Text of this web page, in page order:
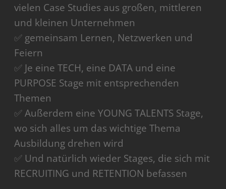
vielen Case Studies aus großen, mittleren
und kleinen Unternehmen
✅ gemeinsam Lernen, Netzwerken und
Feiern
✅ Je eine TECH, eine DATA und eine
PURPOSE Stage mit entsprechenden
Themen
✅ Außerdem eine YOUNG TALENTS Stage,
wo sich alles um das wichtige Thema
Ausbildung drehen wird
✅ Und natürlich wieder Stages, die sich mit
RECRUITING und RETENTION befassen